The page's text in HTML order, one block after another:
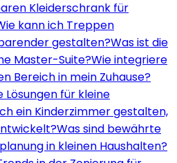
Kleiderschrank für
kann ich Treppen
gestalten?Was ist die
Master-Suite?Wie integriere
Bereich in mein Zuhause?
für kleine
ein Kinderzimmer gestalten,
Was sind bewährte
in kleinen Haushalten?